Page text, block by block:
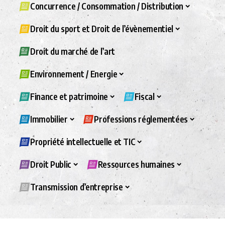
Concurrence / Consommation / Distribution
Droit du sport et Droit de l’évènementiel
Droit du marché de l’art
Environnement / Energie
Finance et patrimoine Fiscal
Immobilier Professions réglementées
Propriété intellectuelle et TIC
Droit Public Ressources humaines
Transmission d’entreprise